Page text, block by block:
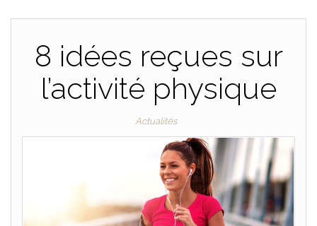
8 idées reçues sur
l’activité physique
Actualités